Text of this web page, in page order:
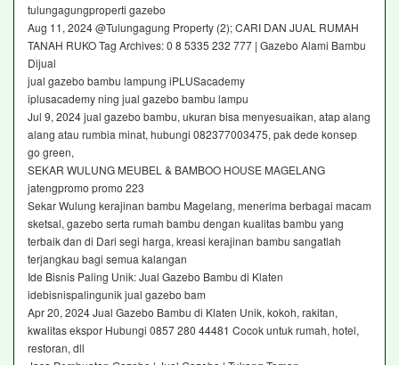
tulungagungproperti gazebo
Aug 11, 2024 @Tulungagung Property (2); CARI DAN JUAL RUMAH
TANAH RUKO Tag Archives: 0 8 5335 232 777 | Gazebo Alami Bambu
Dijual
jual gazebo bambu lampung iPLUSacademy
iplusacademy ning jual gazebo bambu lampu
Jul 9, 2024 jual gazebo bambu, ukuran bisa menyesuaikan, atap alang
alang atau rumbia minat, hubungi 082377003475, pak dede konsep
go green,
SEKAR WULUNG MEUBEL & BAMBOO HOUSE MAGELANG
jatengpromo promo 223
Sekar Wulung kerajinan bambu Magelang, menerima berbagai macam
sketsal, gazebo serta rumah bambu dengan kualitas bambu yang
terbaik dan di Dari segi harga, kreasi kerajinan bambu sangatlah
terjangkau bagi semua kalangan
Ide Bisnis Paling Unik: Jual Gazebo Bambu di Klaten
idebisnispalingunik jual gazebo bam
Apr 20, 2024 Jual Gazebo Bambu di Klaten Unik, kokoh, rakitan,
kwalitas ekspor Hubungi 0857 280 44481 Cocok untuk rumah, hotel,
restoran, dll